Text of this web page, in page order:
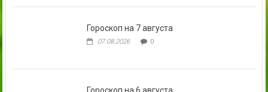
МОТОРНАЯ Светлана Павловна
Тел.: 8-02347-5-30-44.